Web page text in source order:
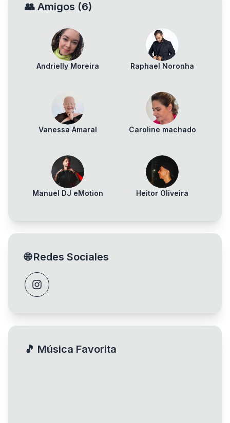
👥 Amigos (6)
Andrielly Moreira Raphael Noronha
Vanessa Amaral Caroline machado
Manuel DJ eMotion Heitor Oliveira
🌐Redes Sociales
🎵 Música Favorita